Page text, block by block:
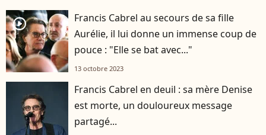
player2
Francis Cabrel au secours de sa fille
Aurélie, il lui donne un immense coup de
pouce : "Elle se bat avec..."
13 octobre 2023
Francis Cabrel en deuil : sa mère Denise
est morte, un douloureux message
partagé...